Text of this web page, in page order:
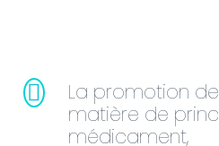
La promotion
matière de
médicament,